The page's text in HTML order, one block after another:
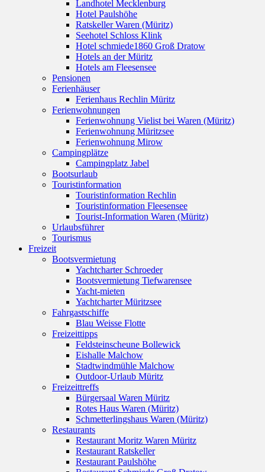
Landhotel Mecklenburg
Hotel Paulshöhe
Ratskeller Waren (Müritz)
Seehotel Schloss Klink
Hotel schmiede1860 Groß Dratow
Hotels an der Müritz
Hotels am Fleesensee
Pensionen
Ferienhäuser
Ferienhaus Rechlin Müritz
Ferienwohnungen
Ferienwohnung Vielist bei Waren (Müritz)
Ferienwohnung Müritzsee
Ferienwohnung Mirow
Campingplätze
Campingplatz Jabel
Bootsurlaub
Touristinformation
Touristinformation Rechlin
Touristinformation Fleesensee
Tourist-Information Waren (Müritz)
Urlaubsführer
Tourismus
Freizeit
Bootsvermietung
Yachtcharter Schroeder
Bootsvermietung Tiefwarensee
Yacht-mieten
Yachtcharter Müritzsee
Fahrgastschiffe
Blau Weisse Flotte
Freizeittipps
Feldsteinscheune Bollewick
Eishalle Malchow
Stadtwindmühle Malchow
Outdoor-Urlaub Müritz
Freizeittreffs
Bürgersaal Waren Müritz
Rotes Haus Waren (Müritz)
Schmetterlingshaus Waren (Müritz)
Restaurants
Restaurant Moritz Waren Müritz
Restaurant Ratskeller
Restaurant Paulshöhe